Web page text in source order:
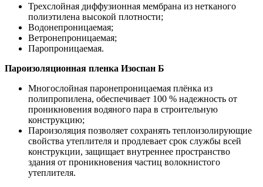
Трехслойная диффузионная мембрана из нетканого
полиэтилена высокой плотности;
Водонепроницаемая;
Ветронепроницаемая;
Паропроницаемая.
Пароизоляционная пленка Изоспан Б
Многослойная паронепроницаемая плёнка из
полипропилена, обеспечивает 100 % надежность от
проникновения водяного пара в строительную
конструкцию;
Пароизоляция позволяет сохранять теплоизолирующие
свойства утеплителя и продлевает срок службы всей
конструкции, защищает внутреннее пространство
здания от проникновения частиц волокнистого
утеплителя.